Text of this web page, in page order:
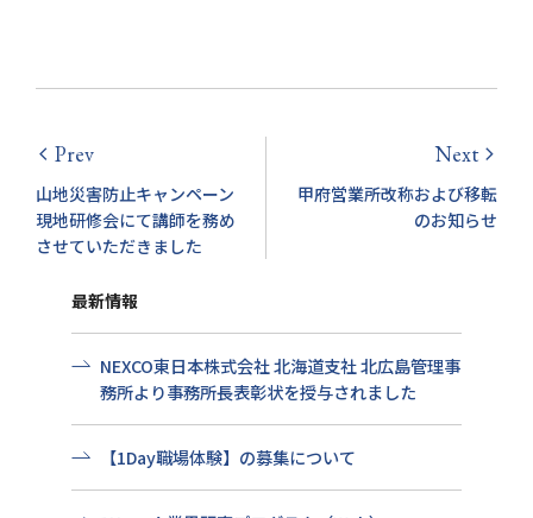
arrow_back_ios Prev
山地災害防止キャンペーン
現地研修会にて講師を務め
させていただきました
Next arrow_forward_ios
甲府営業所改称および移転
のお知らせ
最新情報
NEXCO東日本株式会社 北海道支社 北広島管理事
務所より事務所長表彰状を授与されました
【1Day職場体験】の募集について